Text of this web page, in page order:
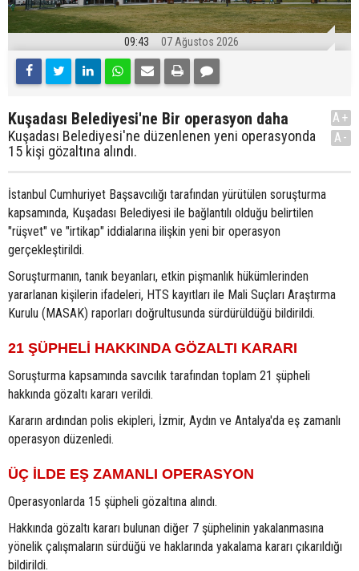
09:43 07 Ağustos 2026
Kuşadası Belediyesi'ne Bir operasyon daha
Kuşadası Belediyesi'ne düzenlenen yeni operasyonda
15 kişi gözaltına alındı.
A+
A-
İstanbul Cumhuriyet Başsavcılığı tarafından yürütülen soruşturma
kapsamında, Kuşadası Belediyesi ile bağlantılı olduğu belirtilen
"rüşvet" ve "irtikap" iddialarına ilişkin yeni bir operasyon
gerçekleştirildi.
Soruşturmanın, tanık beyanları, etkin pişmanlık hükümlerinden
yararlanan kişilerin ifadeleri, HTS kayıtları ile Mali Suçları Araştırma
Kurulu (MASAK) raporları doğrultusunda sürdürüldüğü bildirildi.
21 ŞÜPHELİ HAKKINDA GÖZALTI KARARI
Soruşturma kapsamında savcılık tarafından toplam 21 şüpheli
hakkında gözaltı kararı verildi.
Kararın ardından polis ekipleri, İzmir, Aydın ve Antalya'da eş zamanlı
operasyon düzenledi.
ÜÇ İLDE EŞ ZAMANLI OPERASYON
Operasyonlarda 15 şüpheli gözaltına alındı.
Hakkında gözaltı kararı bulunan diğer 7 şüphelinin yakalanmasına
yönelik çalışmaların sürdüğü ve haklarında yakalama kararı çıkarıldığı
bildirildi.